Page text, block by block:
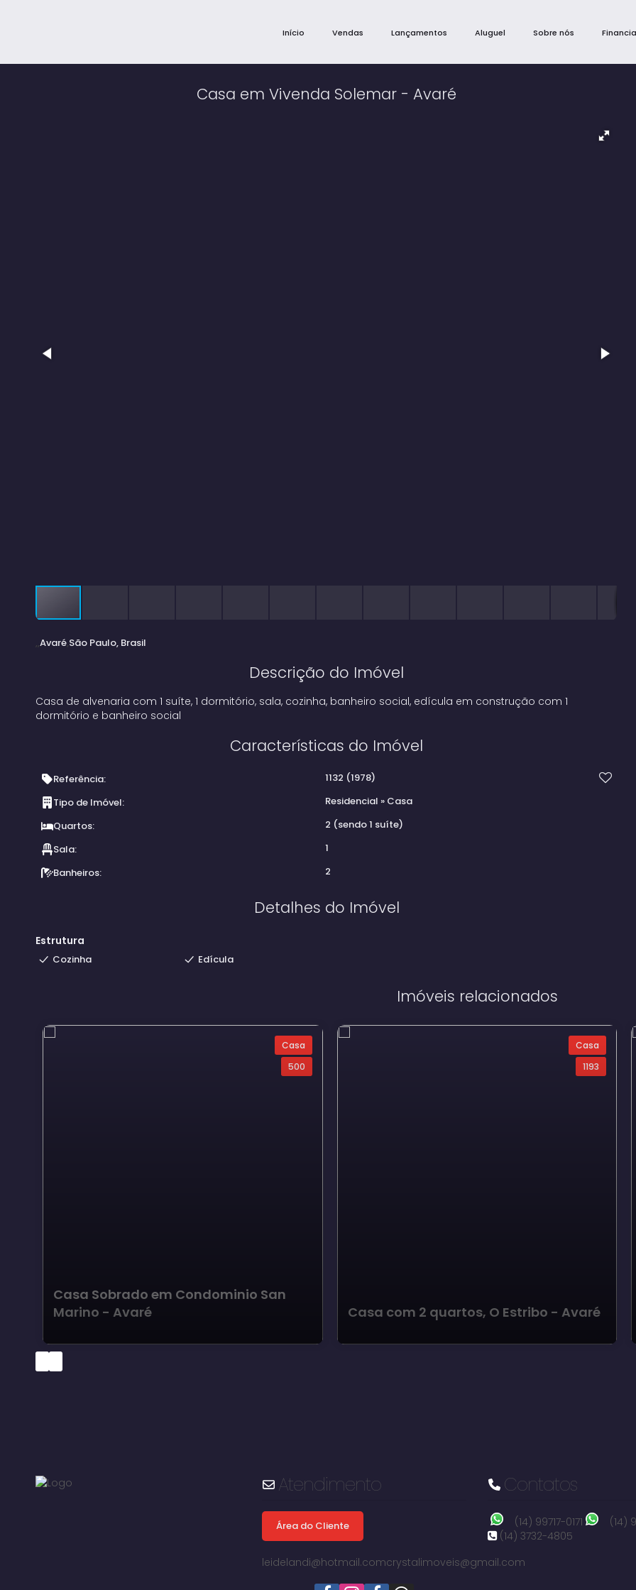
Sobre nós
Aluguel
Lançamentos
Vendas
Início
Casa em Vivenda Solemar - Avaré
Avaré São Paulo, Brasil
Descrição do Imóvel
Casa de alvenaria com 1 suíte, 1 dormitório, sala, cozinha, banheiro social, edícula em construção com 1
dormitório e banheiro social
Características do Imóvel
Referência: 1132 (1978)
Tipo de Imóvel:
Residencial » Casa
Quartos:
2 (sendo 1 suíte)
Sala:
1
Banheiros:
2
Detalhes do Imóvel
Estrutura
Cozinha Edícula
Imóveis relacionados
Casa
500
Casa Sobrado em Condominio San
Marino - Avaré
Casa
1193
Casa com 2 quartos, O Estribo - Avaré
O Estribo, Avaré, São Paulo, Brasil
Atendimento
Área do Cliente
leidelandi@hotmail.comcrystalimoveis@gmail.com
Contatos
(14) 99717-0171
(14)
(14) 3732-4805